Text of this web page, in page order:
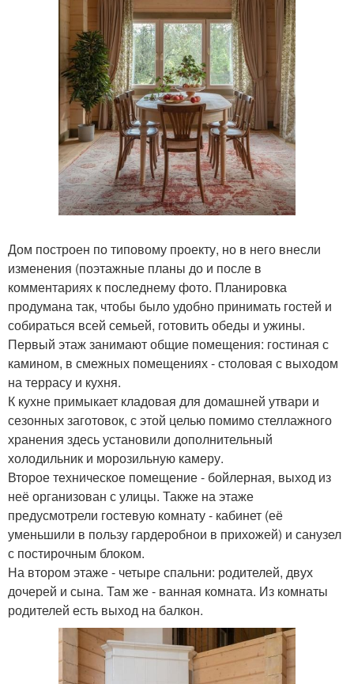
Дом построен по типовому проекту, но в него внесли
изменения (поэтажные планы до и после в
комментариях к последнему фото. Планировка
продумана так, чтобы было удобно принимать гостей и
собираться всей семьей, готовить обеды и ужины.
Первый этаж занимают общие помещения: гостиная с
камином, в смежных помещениях - столовая с выходом
на террасу и кухня.
К кухне примыкает кладовая для домашней утвари и
сезонных заготовок, с этой целью помимо стеллажного
хранения здесь установили дополнительный
холодильник и морозильную камеру.
Второе техническое помещение - бойлерная, выход из
неё организован с улицы. Также на этаже
предусмотрели гостевую комнату - кабинет (её
уменьшили в пользу гардеробнои в прихожей) и санузел
с постирочным блоком.
На втором этаже - четыре спальни: родителей, двух
дочерей и сына. Там же - ванная комната. Из комнаты
родителей есть выход на балкон.